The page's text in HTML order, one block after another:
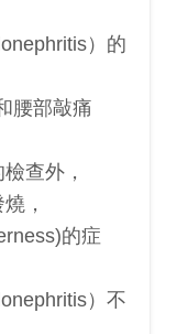
）的
腰部敲痛
查外，
，
的症
）不